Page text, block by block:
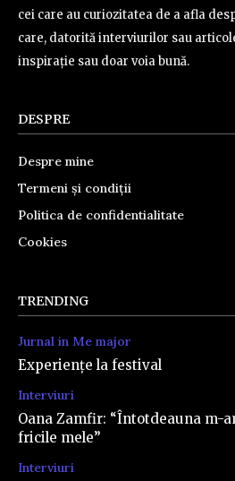
cei care au curiozitatea de a afla
care, datorită interviurilor sau
inspirație sau doar voia bună.
DESPRE
Despre mine
Termeni și condiții
Politica de confidentialitate
Cookies
TRENDING
Jurnal in Me major
Experiențe la festival
Interviuri
Oana Zamfir: “Întotdeauna m-
fricile mele”
Interviuri